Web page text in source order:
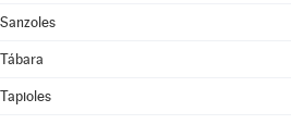
Sanzoles
Tábara
Tapioles